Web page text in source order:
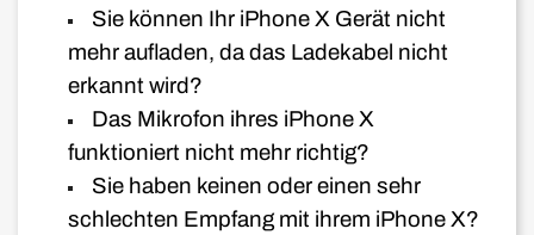
Sie können Ihr iPhone X Gerät nicht
mehr aufladen, da das Ladekabel nicht
erkannt wird?
Das Mikrofon ihres iPhone X
funktioniert nicht mehr richtig?
Sie haben keinen oder einen sehr
schlechten Empfang mit ihrem iPhone X?